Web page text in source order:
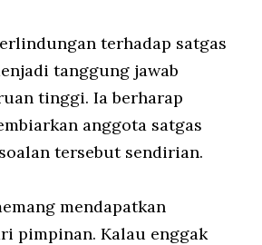
terhadap satgas
tanggung jawab
tinggi. Ia berharap
anggota satgas
tersebut sendirian.
mendapatkan
pimpinan. Kalau enggak